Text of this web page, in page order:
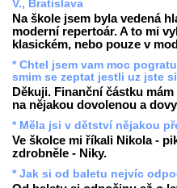
V., Bratislava
Na škole jsem byla vedená
moderní repertoár. A to mi
klasickém, nebo pouze v
* Chtel jsem vam moc
smim se zeptat jestli uz jste
Děkuji. Finanční částku
na nějakou dovolenou a
* Měla jsi v dětství nějakou
Ve školce mi říkali Nikola -
zdrobněle - Niky.
* Jak si od baletu nejvíc